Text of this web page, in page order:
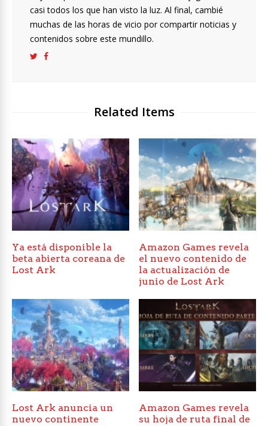
casi todos los que han visto la luz. Al final, cambié
muchas de las horas de vicio por compartir noticias y
contenidos sobre este mundillo.
Related Items
Ya está disponible la
beta abierta coreana de
Lost Ark
Amazon Games revela
el nuevo contenido de
la actualización de
junio de Lost Ark
Lost Ark anuncia un
nuevo continente
Amazon Games revela
su hoja de ruta final de